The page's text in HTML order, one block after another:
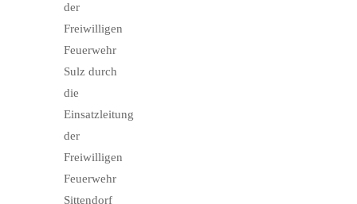
der
Freiwilligen
Feuerwehr
Sulz durch
die
Einsatzleitung
der
Freiwilligen
Feuerwehr
Sittendorf